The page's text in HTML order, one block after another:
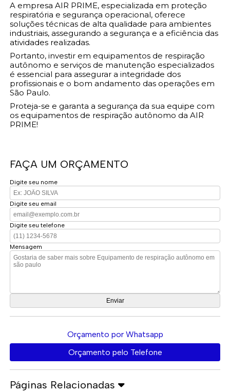
A empresa AIR PRIME, especializada em proteção
respiratória e segurança operacional, oferece
soluções técnicas de alta qualidade para ambientes
industriais, assegurando a segurança e a eficiência das
atividades realizadas.
Portanto, investir em equipamentos de respiração
autônomo e serviços de manutenção especializados
é essencial para assegurar a integridade dos
profissionais e o bom andamento das operações em
São Paulo.
Proteja-se e garanta a segurança da sua equipe com
os equipamentos de respiração autônomo da AIR
PRIME!
FAÇA UM ORÇAMENTO
Digite seu nome
Digite seu email
Digite seu telefone
Mensagem
Orçamento por Whatsapp
Orçamento pelo Telefone
Páginas Relacionadas